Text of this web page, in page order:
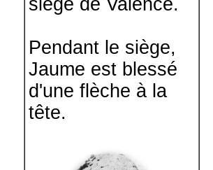
siège de Valence.
Pendant le siège,
Jaume est blessé
d'une flèche à la
tête.